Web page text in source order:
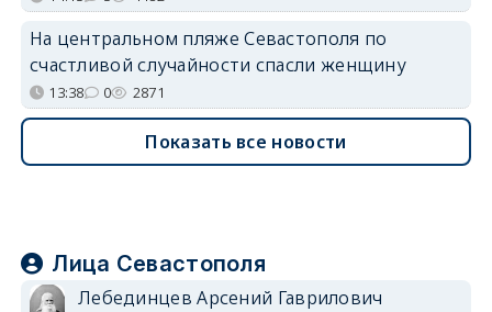
На центральном пляже Севастополя по
счастливой случайности спасли женщину
13:38 0 2871
Показать все новости
Лица Севастополя
Лебединцев Арсений Гаврилович